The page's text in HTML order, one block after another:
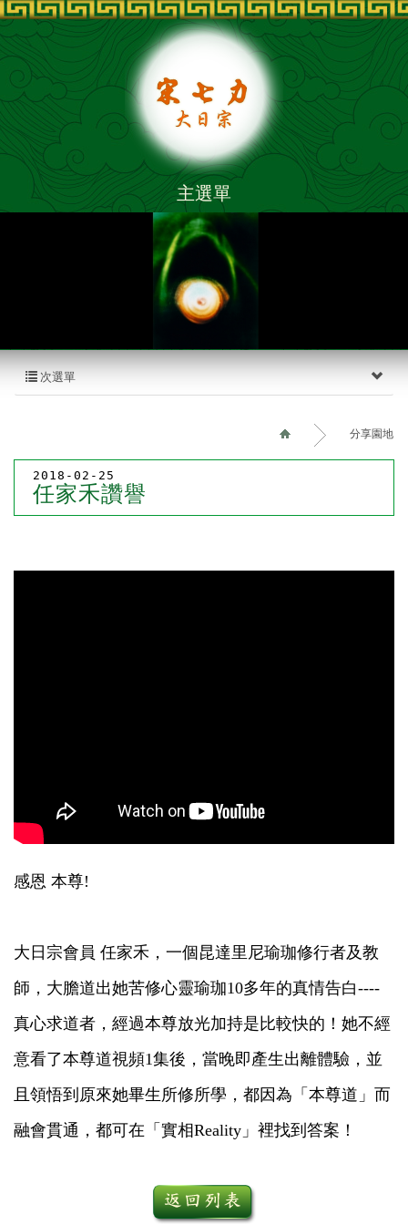
主選單
次選單
分享園地
2018-02-25
任家禾讚譽
感恩 本尊!
大日宗會員 任家禾，一個昆達里尼瑜珈修行者及教
師，大膽道出她苦修心靈瑜珈10多年的真情告白----
真心求道者，經過本尊放光加持是比較快的！她不經
意看了本尊道視頻1集後，當晚即產生出離體驗，並
且領悟到原來她畢生所修所學，都因為「本尊道」而
融會貫通，都可在「實相Reality」裡找到答案！